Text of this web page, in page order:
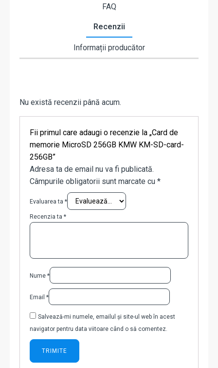
FAQ
Recenzii
Informații producător
Nu există recenzii până acum.
Fii primul care adaugi o recenzie la „Card de
memorie MicroSD 256GB KMW KM-SD-card-
256GB”
Adresa ta de email nu va fi publicată.
Câmpurile obligatorii sunt marcate cu *
Evaluarea ta *
Recenzia ta *
Nume *
Email *
Salvează-mi numele, emailul și site-ul web în acest
navigator pentru data viitoare când o să comentez.